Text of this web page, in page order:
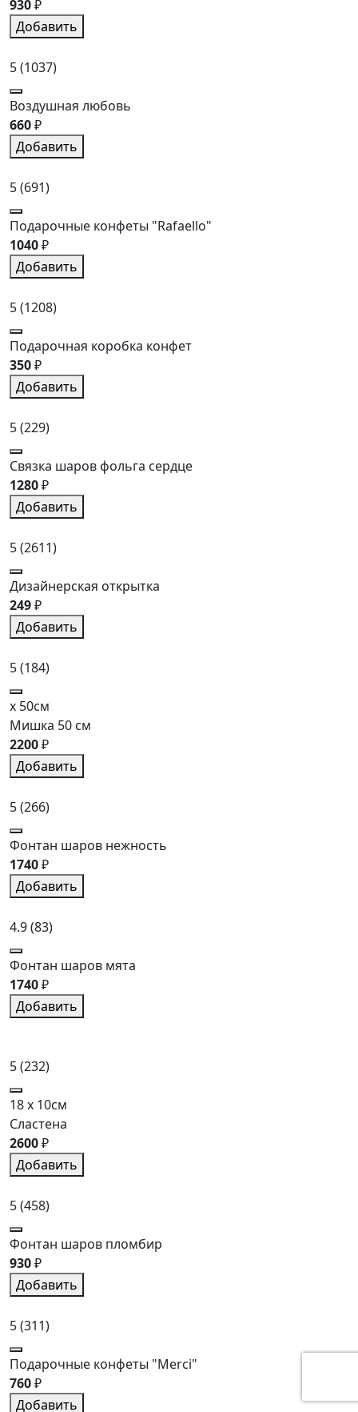
930₽
Добавить
5(1037)
Воздушная любовь
660₽
Добавить
5(691)
Подарочные конфеты "Rafaello"
1040₽
Добавить
5(1208)
Подарочная коробка конфет
350₽
Добавить
5(229)
Связка шаров фольга сердце
1280₽
Добавить
5(2611)
Дизайнерская открытка
249₽
Добавить
5(184)
x 50см
Мишка 50 см
2200₽
Добавить
5(266)
Фонтан шаров нежность
1740₽
Добавить
4.9(83)
Фонтан шаров мята
1740₽
Добавить
5(232)
18 x 10см
Сластена
2600₽
Добавить
5(458)
Фонтан шаров пломбир
930₽
Добавить
5(311)
Подарочные конфеты "Merci"
760₽
Добавить